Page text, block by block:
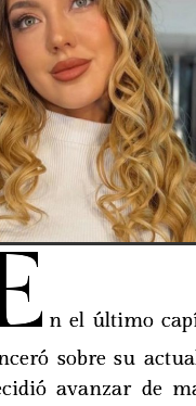
n el último
sobre su
avanzar de